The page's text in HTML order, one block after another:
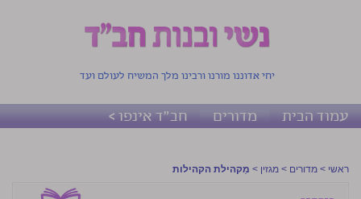
יחי אדוננו מורנו ורבינו מלך המשיח לעולם ועד
עמוד הבית מדורים חב"ד אינפו >
ראשי > מדורים > מגזין > מַקהילת הקהילות